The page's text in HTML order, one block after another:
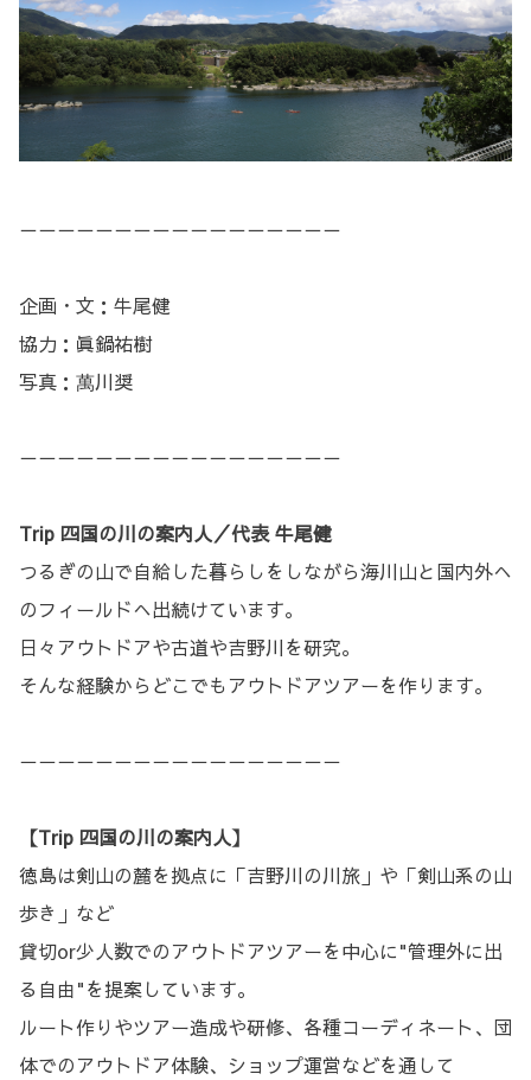
－－－－－－－－－－－－－－－－－
企画・文：牛尾健
協力：眞鍋祐樹
写真：萬川奨
－－－－－－－－－－－－－－－－－
Trip 四国の川の案内人／代表 牛尾健
つるぎの山で自給した暮らしをしながら海川山と国内外へ
のフィールドへ出続けています。
日々アウトドアや古道や吉野川を研究。
そんな経験からどこでもアウトドアツアーを作ります。
－－－－－－－－－－－－－－－－－
【Trip 四国の川の案内人】
徳島は剣山の麓を拠点に「吉野川の川旅」や「剣山系の山
歩き」など
貸切or少人数でのアウトドアツアーを中心に"管理外に出
る自由"を提案しています。
ルート作りやツアー造成や研修、各種コーディネート、団
体でのアウトドア体験、ショップ運営などを通して